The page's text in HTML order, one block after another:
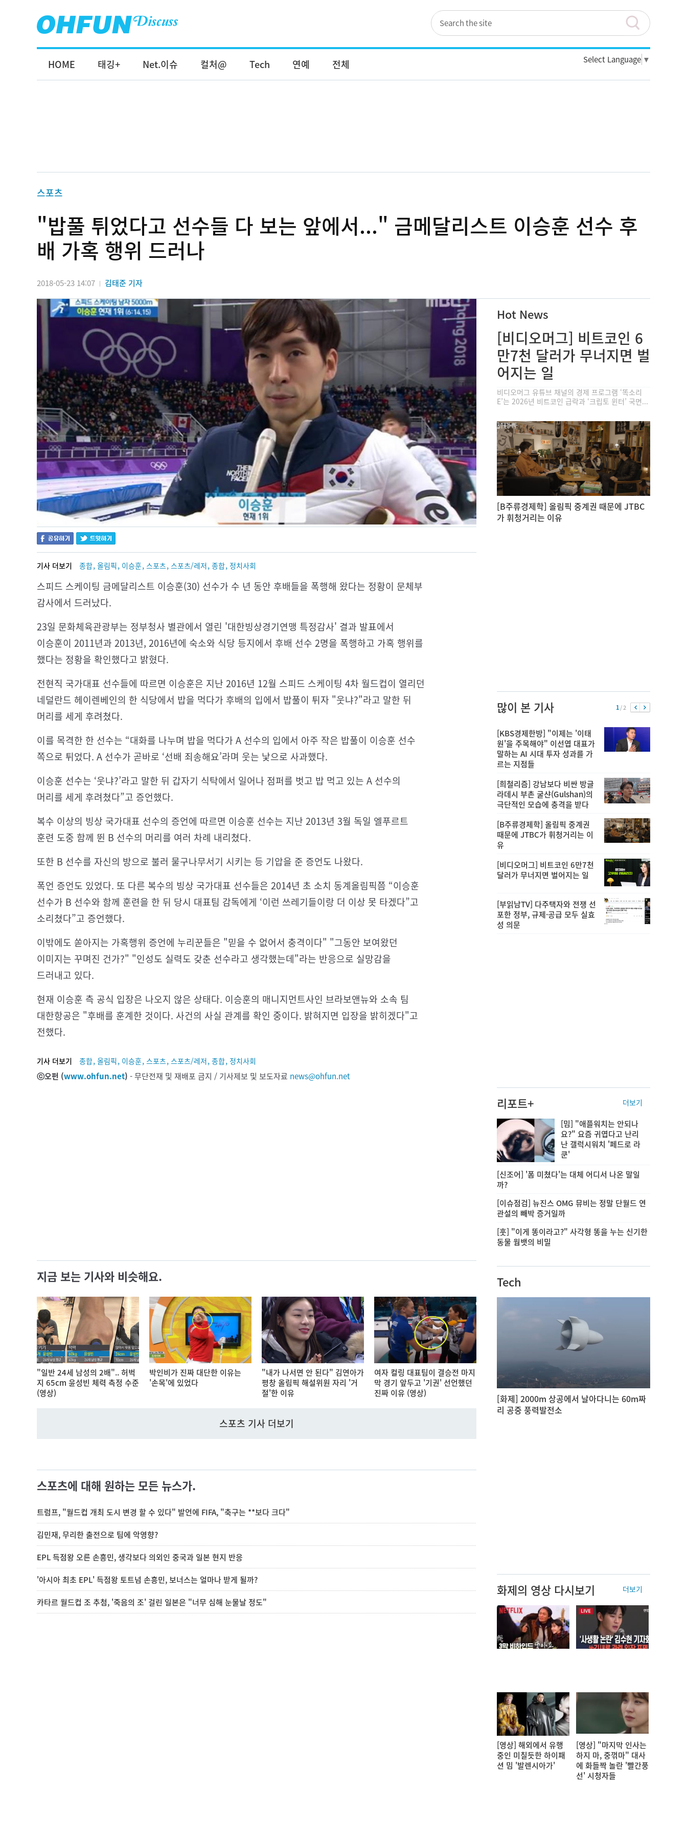
HOME 태깅+ Net.이슈 컬처@ Tech 연예 전체 Select Language ▼
스포츠
"밥풀 튀었다고 선수들 다 보는 앞에서..." 금메달리스트 이승훈 선수 후
배 가혹 행위 드러나
2018-05-23 14:07 | 김태준 기자
기사 더보기 종합, 올림픽, 이승훈, 스포츠, 스포츠/레저, 종합, 정치사회
스피드 스케이팅 금메달리스트 이승훈(30) 선수가 수 년 동안 후배들을 폭행해 왔다는 정황이 문체부
감사에서 드러났다.
23일 문화체육관광부는 정부청사 별관에서 열린 '대한빙상경기연맹 특정감사' 결과 발표에서
이승훈이 2011년과 2013년, 2016년에 숙소와 식당 등지에서 후배 선수 2명을 폭행하고 가혹 행위를
했다는 정황을 확인했다고 밝혔다.
전현직 국가대표 선수들에 따르면 이승훈은 지난 2016년 12월 스피드 스케이팅 4차 월드컵이 열리던
네덜란드 헤이렌베인의 한 식당에서 밥을 먹다가 후배의 입에서 밥풀이 튀자 "웃냐?"라고 말한 뒤
머리를 세게 후려쳤다.
이를 목격한 한 선수는 “대화를 나누며 밥을 먹다가 A 선수의 입에서 아주 작은 밥풀이 이승훈 선수
쪽으로 튀었다. A 선수가 곧바로 ‘선배 죄송해요’라며 웃는 낯으로 사과했다.
이승훈 선수는 ‘웃냐?’라고 말한 뒤 갑자기 식탁에서 일어나 점퍼를 벗고 밥 먹고 있는 A 선수의
머리를 세게 후려쳤다”고 증언했다.
복수 이상의 빙상 국가대표 선수의 증언에 따르면 이승훈 선수는 지난 2013년 3월 독일 엘푸르트
훈련 도중 함께 뛴 B 선수의 머리를 여러 차례 내리쳤다.
또한 B 선수를 자신의 방으로 불러 물구나무서기 시키는 등 기압을 준 증언도 나왔다.
폭언 증언도 있었다. 또 다른 복수의 빙상 국가대표 선수들은 2014년 초 소치 동계올림픽쯤 “이승훈
선수가 B 선수와 함께 훈련을 한 뒤 당시 대표팀 감독에게 ‘이런 쓰레기들이랑 더 이상 못 타겠다”고
소리쳤다”고 증언했다.
이밖에도 쏟아지는 가혹행위 증언에 누리꾼들은 "믿을 수 없어서 충격이다" "그동안 보여왔던
이미지는 꾸며진 건가?" "인성도 실력도 갖춘 선수라고 생각했는데"라는 반응으로 실망감을
드러내고 있다.
현재 이승훈 측 공식 입장은 나오지 않은 상태다. 이승훈의 매니지먼트사인 브라보앤뉴와 소속 팀
대한항공은 "후배를 훈계한 것이다. 사건의 사실 관계를 확인 중이다. 밝혀지면 입장을 밝히겠다"고
전했다.
기사 더보기 종합, 올림픽, 이승훈, 스포츠, 스포츠/레저, 종합, 정치사회
ⓒ오펀 (www.ohfun.net) - 무단전재 및 재배포 금지 / 기사제보 및 보도자료 news@ohfun.net
지금 보는 기사와 비슷해요.
"일반 24세 남성의 2배".. 허벅
지 65cm 윤성빈 체력 측정 수준
(영상)
박인비가 진짜 대단한 이유는
'손목'에 있었다
"내가 나서면 안 된다" 김연아가
평창 올림픽 해설위원 자리 '거
절'한 이유
여자 컬링 대표팀이 결승전 마지
막 경기 앞두고 '기권' 선언했던
진짜 이유 (영상)
스포츠 기사 더보기
스포츠에 대해 원하는 모든 뉴스가.
트럼프, "월드컵 개최 도시 변경 할 수 있다" 발언에 FIFA, "축구는 **보다 크다"
김민재, 무리한 출전으로 팀에 악영향?
EPL 득점왕 오른 손흥민, 생각보다 의외인 중국과 일본 현지 반응
'아시아 최초 EPL' 득점왕 토트넘 손흥민, 보너스는 얼마나 받게 될까?
카타르 월드컵 조 추첨, '죽음의 조' 걸린 일본은 "너무 심해 눈물날 정도"
Hot News
[비디오머그] 비트코인 6
만7천 달러가 무너지면 벌
어지는 일
비디오머그 유튜브 채널의 경제 프로그램 ‘똑소리
E’는 2026년 비트코인 급락과 ‘크립토 윈터’ 국면...
[B주류경제학] 올림픽 중계권 때문에 JTBC
가 휘청거리는 이유
많이 본 기사 1/ 2
[KBS경제한방] "이제는 '이태
원'을 주목해야" 이선엽 대표가
말하는 AI 시대 투자 성과를 가
르는 지점들
[희철리즘] 강남보다 비싼 방글
라데시 부촌 굴샨(Gulshan)의
극단적인 모습에 충격을 받다
[B주류경제학] 올림픽 중계권
때문에 JTBC가 휘청거리는 이
유
[비디오머그] 비트코인 6만7천
달러가 무너지면 벌어지는 일
[부읽남TV] 다주택자와 전쟁 선
포한 정부, 규제·공급 모두 실효
성 의문
리포트+ 더보기
[밈] "애플워치는 안되나
요?" 요즘 귀엽다고 난리
난 갤럭시워치 '페드로 라
쿤'
[신조어] '폼 미쳤다'는 대체 어디서 나온 말일
까?
[이슈점검] 뉴진스 OMG 뮤비는 정말 단월드 연
관설의 빼박 증거일까
[훗] "이게 똥이라고?" 사각형 똥을 누는 신기한
동물 웜뱃의 비밀
Tech
[화제] 2000m 상공에서 날아다니는 60m짜
리 공중 풍력발전소
화제의 영상 다시보기 더보기
[영상] 해외에서 유행
중인 미칠듯한 하이패
션 밈 '발렌시아가'
[영상] "마지막 인사는
하지 마, 중꺾마" 대사
에 화들짝 놀란 '빨간풍
선' 시청자들